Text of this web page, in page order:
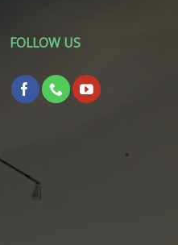
chọn
có
FOLLOW US